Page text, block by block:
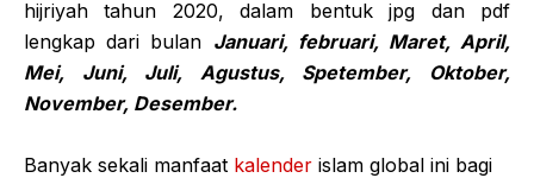
hijriyah tahun 2020, dalam bentuk jpg dan pdf
lengkap dari bulan Januari, februari, Maret, April,
Mei, Juni, Juli, Agustus, Spetember, Oktober,
November, Desember.
Banyak sekali manfaat kalender islam global ini bagi